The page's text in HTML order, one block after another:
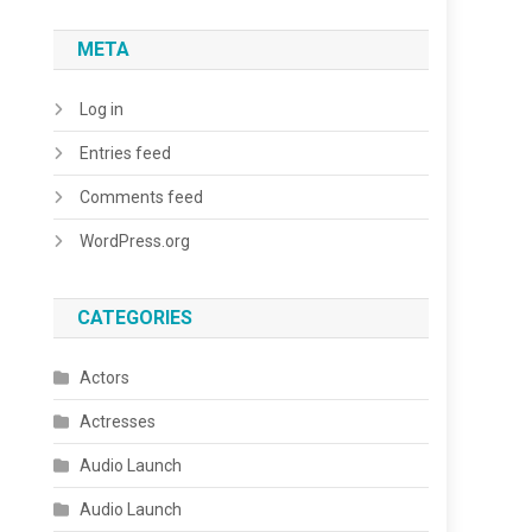
META
Log in
Entries feed
Comments feed
WordPress.org
CATEGORIES
Actors
Actresses
Audio Launch
Audio Launch